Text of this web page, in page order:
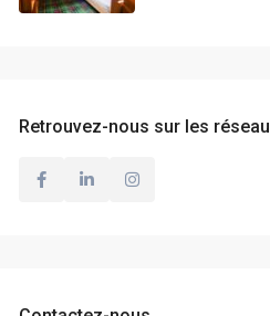
Retrouvez-nous sur les